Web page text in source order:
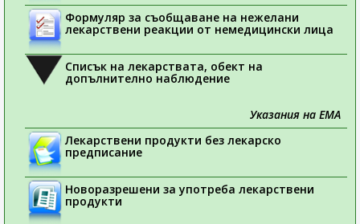
Формуляр за съобщаване на нежелани
лекарствени реакции от немедицински лица
Списък на лекарствата, обект на
допълнително наблюдение
Указания на ЕМА
Лекарствени продукти без лекарско
предписание
Новоразрешени за употреба лекарствени
продукти